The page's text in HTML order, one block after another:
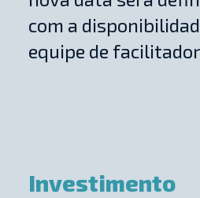
com a
equipe de
Investimento